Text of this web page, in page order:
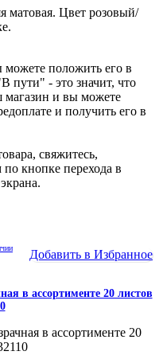
матовая. Цвет розовый/
положить его в
пути" - это значит, что
магазин и вы можете
и получить его в
свяжитесь,
кнопке перехода в
Добавить в Избранное
в ассортименте 20 листов
в ассортименте 20